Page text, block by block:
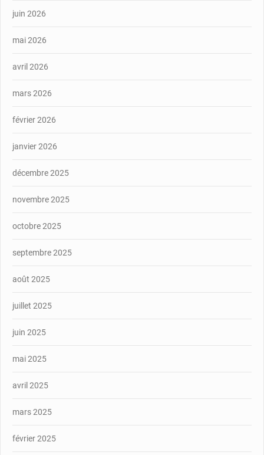
juin 2026
mai 2026
avril 2026
mars 2026
février 2026
janvier 2026
décembre 2025
novembre 2025
octobre 2025
septembre 2025
août 2025
juillet 2025
juin 2025
mai 2025
avril 2025
mars 2025
février 2025